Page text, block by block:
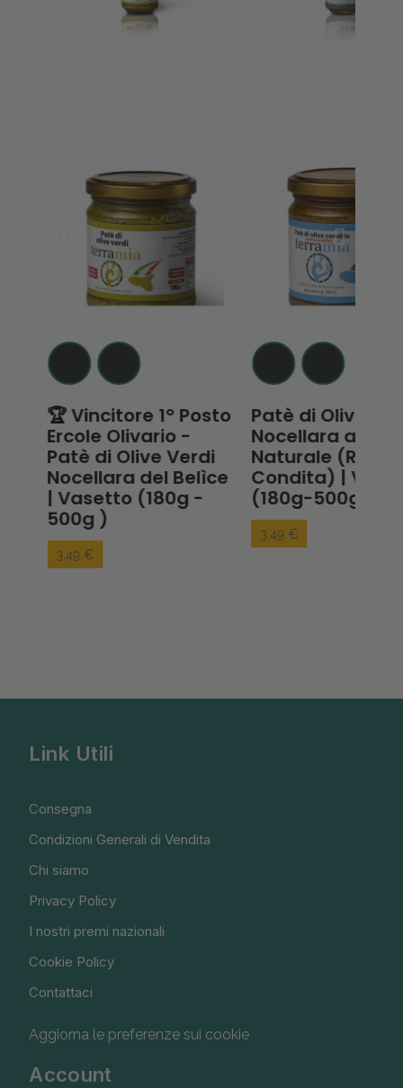
🏆 Vincitore 1° Posto
Ercole Olivario -
Patè di Olive Verdi
Nocellara del Belìce
| Vasetto (180g -
500g )
3,49 €
Patè di Olive
Nocellara al
Naturale
Condita) |
(180g-500g)
3,49 €
Link Utili
Consegna
Condizioni Generali di Vendita
Chi siamo
Privacy Policy
I nostri premi nazionali
Cookie Policy
Contattaci
Aggiorna le preferenze sui cookie
Account